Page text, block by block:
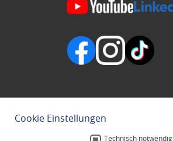
Cookie Einstellungen
Technisch notwendig